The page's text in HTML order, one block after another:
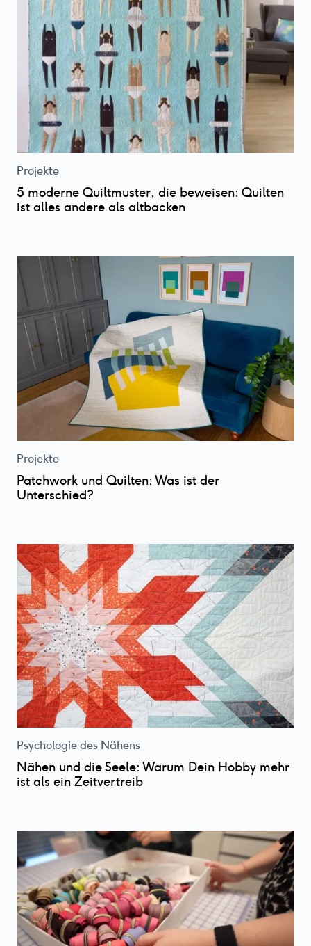
Projekte
5 moderne Quiltmuster, die beweisen: Quilten
ist alles andere als altbacken
Projekte
Patchwork und Quilten: Was ist der
Unterschied?
Psychologie des Nähens
Nähen und die Seele: Warum Dein Hobby mehr
ist als ein Zeitvertreib